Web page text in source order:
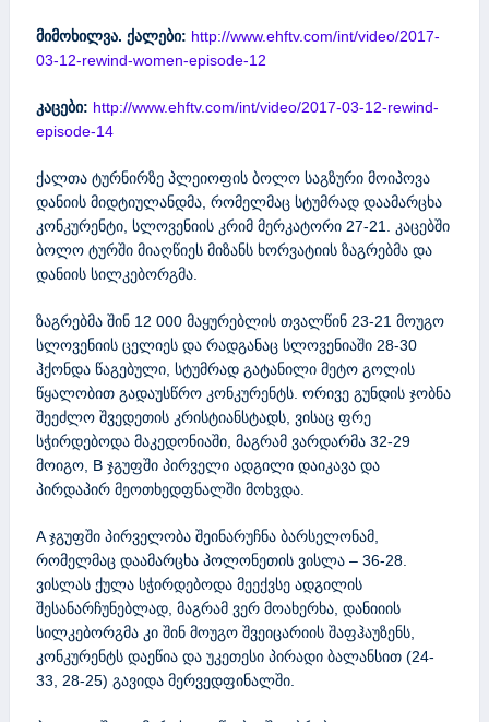
მიმოხილვა. ქალები: http://www.ehftv.com/int/video/2017-
03-12-rewind-women-episode-12
კაცები: http://www.ehftv.com/int/video/2017-03-12-rewind-
episode-14
ქალთა ტურნირზე პლეიოფის ბოლო საგზური მოიპოვა
დანიის მიდტიულანდმა, რომელმაც სტუმრად დაამარცხა
კონკურენტი, სლოვენიის კრიმ მერკატორი 27-21. კაცებში
ბოლო ტურში მიაღწიეს მიზანს ხორვატიის ზაგრებმა და
დანიის სილკებორგმა.
ზაგრებმა შინ 12 000 მაყურებლის თვალწინ 23-21 მოუგო
სლოვენიის ცელიეს და რადგანაც სლოვენიაში 28-30
ჰქონდა წაგებული, სტუმრად გატანილი მეტო გოლის
წყალობით გადაუსწრო კონკურენტს. ორივე გუნდის ჯობნა
შეეძლო შვედეთის კრისტიანსტადს, ვისაც ფრე
სჭირდებოდა მაკედონიაში, მაგრამ ვარდარმა 32-29
მოიგო, B ჯგუფში პირველი ადგილი დაიკავა და
პირდაპირ მეოთხედფნალში მოხვდა.
A ჯგუფში პირველობა შეინარუჩნა ბარსელონამ,
რომელმაც დაამარცხა პოლონეთის ვისლა – 36-28.
ვისლას ქულა სჭირდებოდა მეექვსე ადგილის
შესანარჩუნებლად, მაგრამ ვერ მოახერხა, დანიიის
სილკებორგმა კი შინ მოუგო შვეიცარიის შაფჰაუზენს,
კონკურენტს დაეწია და უკეთესი პირადი ბალანსით (24-
33, 28-25) გავიდა მერვედფინალში.